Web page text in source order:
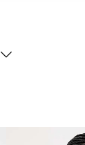
marka